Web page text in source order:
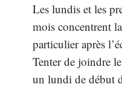
Les lundis et les
mois concentrent
particulier après
Tenter de joindre
un lundi de début